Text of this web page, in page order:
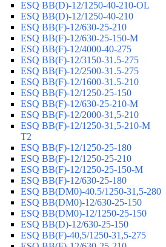
ESQ BB(D)-12/1250-40-210-OL
ESQ BB(D)-12/1250-40-210
ESQ ВВ(F)-12/630-25-210
ESQ ВВ(F)-12/630-25-150-М
ESQ ВВ(F)-12/4000-40-275
ESQ ВВ(F)-12/3150-31.5-275
ESQ ВВ(F)-12/2500-31.5-275
ESQ ВВ(F)-12/1600-31.5-210
ESQ ВВ(F)-12/1250-25-150
ESQ BB(F)-12/630-25-210-М
ESQ BB(F)-12/2000-31,5-210
ESQ BB(F)-12/1250-31,5-210-М
T2
ESQ BB(F)-12/1250-25-180
ESQ ВВ(F)-12/1250-25-210
ESQ ВВ(F)-12/1250-25-150-М
ESQ BB(F)-12/630-25-180
ESQ ВВ(DM0)-40.5/1250-31,5-280
ESQ ВВ(DM0)-12/630-25-150
ESQ ВВ(DM0)-12/1250-25-150
ESQ BB(D)-12/630-25-150
ESQ ВВ(F)-40,5/1250-31,5-275